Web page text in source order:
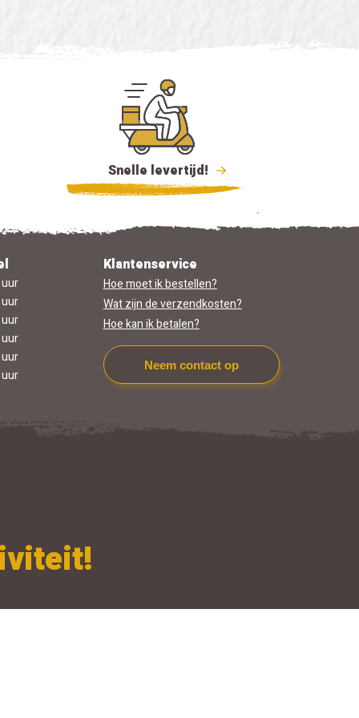
Snelle levertijd!
Klantenservice
Hoe moet ik bestellen?
Wat zijn de verzendkosten?
Hoe kan ik betalen?
Neem contact op